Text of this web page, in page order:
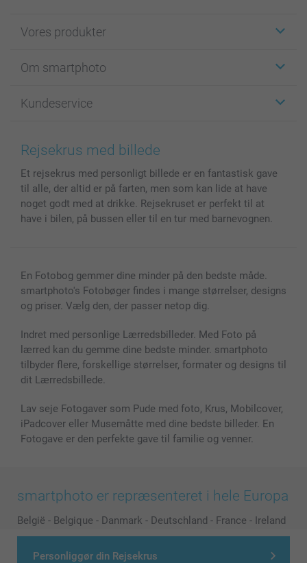
Personliggør din Rejsekrus
Vores produkter
Fotokort
Fotobøger
Billeder, Plakater & Fotohæfter
Cover til mobil & tablet
MyNameBook
Fotokalender & Kalenderbog
Fotorammer & Tilbehør
Om smartphoto
For affiliate
Cookie Policy
Sitemap
Betingelser og garantier
Investor Relations
Kundeservice
100% tilfredshedsgaranti
smartbonus
Priser & betaling
Status for ordrer
Rejsekrus med billede
Et rejsekrus med personligt billede er en fantastisk gave
til alle, der altid er på farten, men som kan lide at have
noget godt med at drikke. Rejsekruset er perfekt til at
have i bilen, på bussen eller til en tur med barnevognen.
En Fotobog gemmer dine minder på den bedste måde.
smartphoto's Fotobøger findes i mange størrelser, designs
og priser. Vælg den, der passer netop dig.
Indret med personlige Lærredsbilleder. Med Foto på
lærred kan du gemme dine bedste minder. smartphoto
tilbyder flere, forskellige størrelser, formater og designs til
dit Lærredsbillede.
Lav seje Fotogaver som Pude med foto, Krus, Mobilcover,
iPadcover eller Musemåtte med dine bedste billeder. En
Fotogave er den perfekte gave til familie og venner.
smartphoto er repræsenteret i hele Europa
België - Belgique - Danmark - Deutschland - France - Ireland
- Nederland - Norge - Österreich - Schweiz - Suisse -
Switzerland - Suomi Sverige -